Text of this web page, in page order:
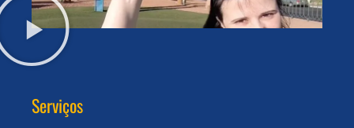
Serviços